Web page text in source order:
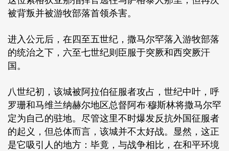
被背叛并被游牧部落首领杀害。
进入公元后，在四至五世纪，撒马尔罕落入游牧部落
的统治之下，六至七世纪则臣服于突厥和西突厥汗
国。
八世纪初，该城被阿拉伯征服者攻占，世纪中叶，呼
罗珊和马维兰纳赫尔地区总督阿布·穆斯林将撒马尔罕
定为自己的驻地。尽管这里不时爆发反抗外国征服者
的起义，但总体而言，该城并不太好战。显然，这正
是它吸引人的地方：毕竟，与战争相比，在和平环境